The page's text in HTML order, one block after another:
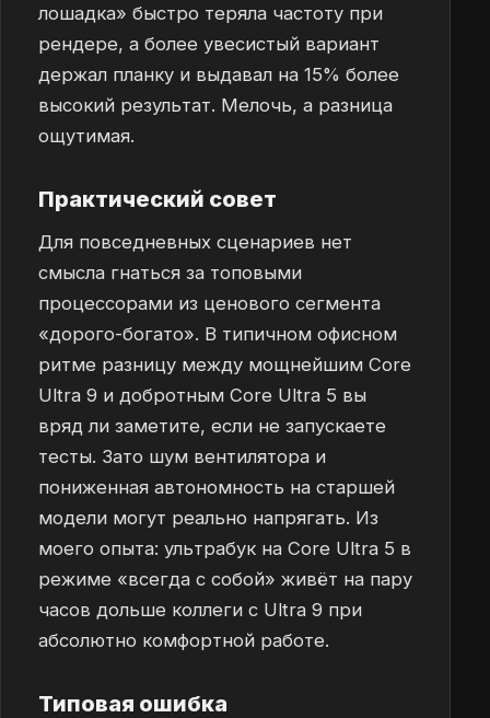
лошадка» быстро теряла частоту при
рендере, а более увесистый вариант
держал планку и выдавал на 15% более
высокий результат. Мелочь, а разница
ощутимая.
Практический совет
Для повседневных сценариев нет
смысла гнаться за топовыми
процессорами из ценового сегмента
«дорого-богато». В типичном офисном
ритме разницу между мощнейшим Core
Ultra 9 и добротным Core Ultra 5 вы
вряд ли заметите, если не запускаете
тесты. Зато шум вентилятора и
пониженная автономность на старшей
модели могут реально напрягать. Из
моего опыта: ультрабук на Core Ultra 5 в
режиме «всегда с собой» живёт на пару
часов дольше коллеги с Ultra 9 при
абсолютно комфортной работе.
Типовая ошибка